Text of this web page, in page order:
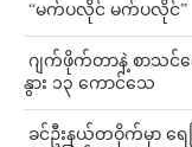
⁨ ⁨“မက်ပလိုင် မက်ပလိုင်”
ဂျက်ဖိုက်တာနဲ့ စာသင်က
နွား ၁၃ ကောင်သေ
ခင်ဦးနယ်တဝိုက်မှာ ရ